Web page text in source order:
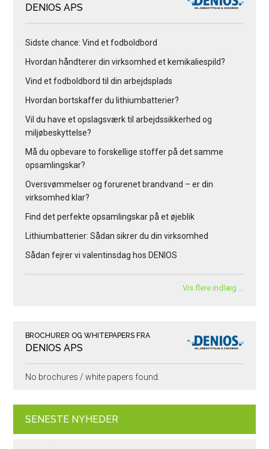
DENIOS APS
Sidste chance: Vind et fodboldbord
Hvordan håndterer din virksomhed et kemikaliespild?
Vind et fodboldbord til din arbejdsplads
Hvordan bortskaffer du lithiumbatterier?
Vil du have et opslagsværk til arbejdssikkerhed og
miljøbeskyttelse?
Må du opbevare to forskellige stoffer på det samme
opsamlingskar?
Oversvømmelser og forurenet brandvand – er din
virksomhed klar?
Find det perfekte opsamlingskar på et øjeblik
Lithiumbatterier: Sådan sikrer du din virksomhed
Sådan fejrer vi valentinsdag hos DENIOS
Vis flere indlæg …
BROCHURER OG WHITEPAPERS FRA
DENIOS APS
No brochures / white papers found.
SENESTE NYHEDER